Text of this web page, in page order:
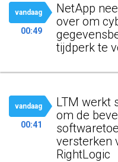
vandaag
00:49
NetApp
over om
tijdperk te
vandaag
00:41
LTM werkt
om de
versterken
RightLogic